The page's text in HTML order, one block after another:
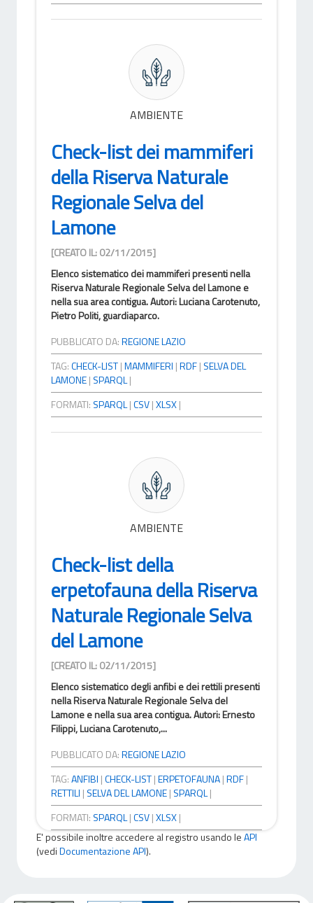
AMBIENTE
Check-list dei mammiferi
della Riserva Naturale
Regionale Selva del
Lamone
[CREATO IL: 02/11/2015]
Elenco sistematico dei mammiferi presenti nella
Riserva Naturale Regionale Selva del Lamone e
nella sua area contigua. Autori: Luciana Carotenuto,
Pietro Politi, guardiaparco.
PUBBLICATO DA:REGIONE LAZIO
TAG:CHECK-LIST|MAMMIFERI |RDF| SELVA DEL
LAMONE| SPARQL|
FORMATI: SPARQL|CSV|XLSX|
AMBIENTE
Check-list della
erpetofauna della Riserva
Naturale Regionale Selva
del Lamone
[CREATO IL: 02/11/2015]
Elenco sistematico degli anfibi e dei rettili presenti
nella Riserva Naturale Regionale Selva del
Lamone e nella sua area contigua. Autori: Ernesto
Filippi, Luciana Carotenuto,...
PUBBLICATO DA:REGIONE LAZIO
TAG:ANFIBI |CHECK-LIST|ERPETOFAUNA|RDF|
RETTILI | SELVA DEL LAMONE| SPARQL|
FORMATI: SPARQL|CSV|XLSX|
E' possibile inoltre accedere al registro usando leAPI
(vediDocumentazione API).